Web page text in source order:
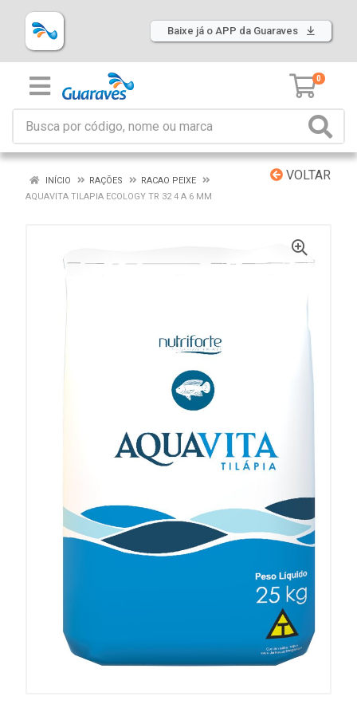
Baixe já o APP da Guaraves
0
VOLTAR
INÍCIO RAÇÕES
RACAO PEIXE
AQUAVITA TILAPIA ECOLOGY TR 32 4 A 6 MM